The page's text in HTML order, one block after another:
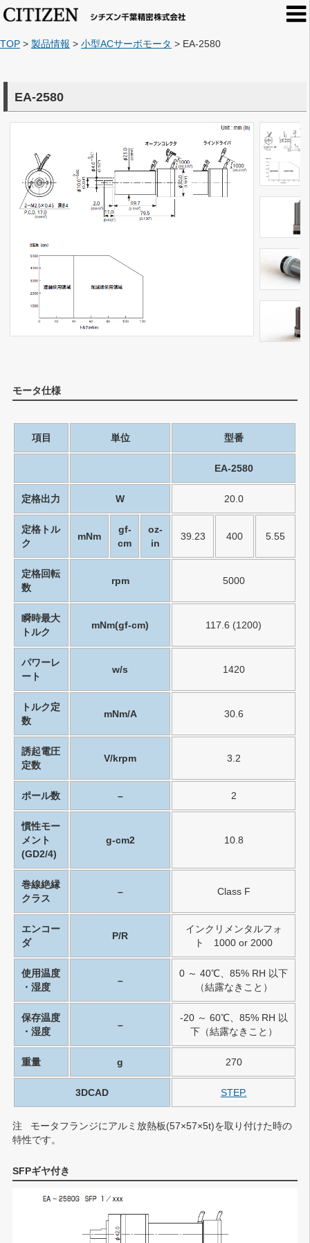
TOP > 製品情報 > 小型ACサーボモータ > EA-2580
EA-2580
モータ仕様
項目 単位 型番
EA-2580
定格出力 W 20.0
定格トル
ク
mNm
gf-
cm
oz-
in
39.23 400 5.55
定格回転
数
rpm 5000
瞬時最大
トルク
mNm(gf-cm) 117.6 (1200)
パワーレ
ート
w/s 1420
トルク定
数
mNm/A 30.6
誘起電圧
定数
V/krpm 3.2
ポール数 – 2
慣性モー
メント
(GD2/4)
g-cm2 10.8
巻線絶縁
クラス
– Class F
エンコー
ダ
P/R
インクリメンタルフォ
ト 1000 or 2000
使用温度
・湿度
–
0 ～ 40℃、85% RH 以下
（結露なきこと）
保存温度
・湿度
–
-20 ～ 60℃、85% RH 以
下（結露なきこと）
重量 g 270
3DCAD STEP.
注 モータフランジにアルミ放熱板(57×57×5t)を取り付けた時の
特性です。
SFPギヤ付き